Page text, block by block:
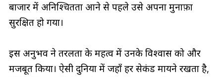
बाजार में अनिश्चितता आने से पहले उसे अपना मुनाफ़ा
सुरक्षित हो गया।
इस अनुभव ने तरलता के महत्व में उनके विश्वास को और
मजबूत किया। ऐसी दुनिया में जहाँ हर सेकंड मायने रखता है,